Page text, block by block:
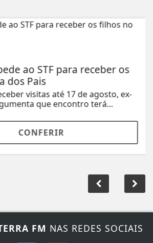
ao STF para receber os
dos Pais
visitas até 17 de agosto, ex-
que encontro terá...
CONFERIR
FM NAS REDES SOCIAIS